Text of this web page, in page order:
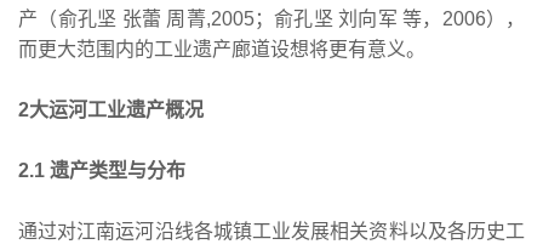
产（俞孔坚 张蕾 周菁,2005；俞孔坚 刘向军 等，2006），
而更大范围内的工业遗产廊道设想将更有意义。
2大运河工业遗产概况
2.1 遗产类型与分布
通过对江南运河沿线各城镇工业发展相关资料以及各历史工